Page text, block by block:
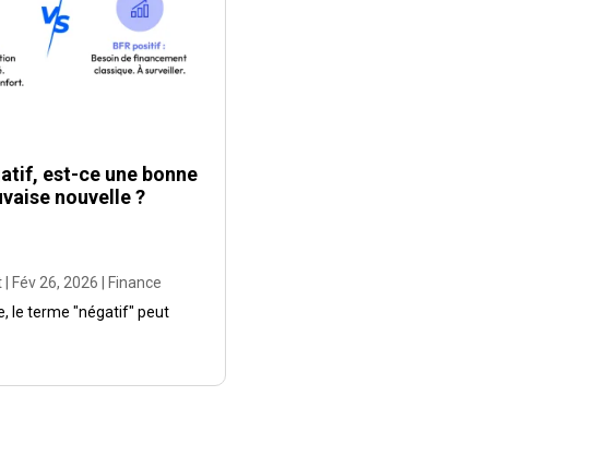
est-ce une bonne
nouvelle ?
Fév 26, 2026
Finance
le terme "négatif" peut